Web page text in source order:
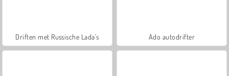
Driften met Russische Lada's Ado autodrifter